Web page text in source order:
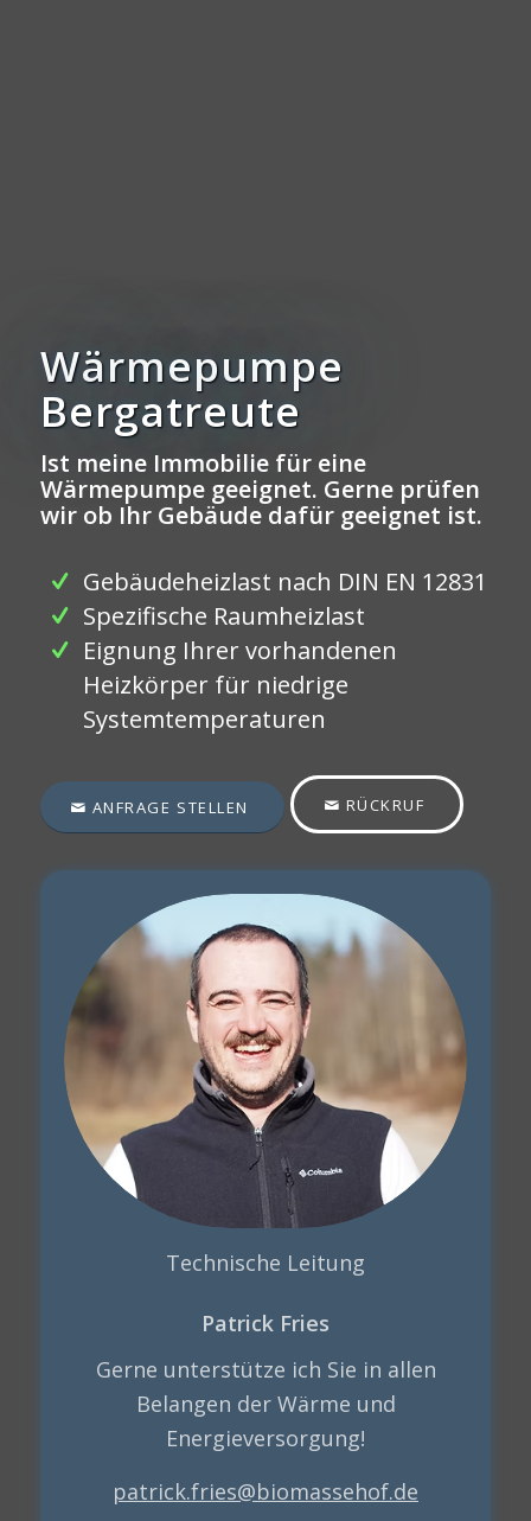
Wärmepumpe
Bergatreute
Ist meine Immobilie für eine
Wärmepumpe geeignet. Gerne prüfen
wir ob Ihr Gebäude dafür geeignet ist.
Gebäudeheizlast nach DIN EN 12831
Spezifische Raumheizlast
Eignung Ihrer vorhandenen
Heizkörper für niedrige
Systemtemperaturen
ANFRAGE STELLEN RÜCKRUF
Technische Leitung
Patrick Fries
Gerne unterstütze ich Sie in allen
Belangen der Wärme und
Energieversorgung!
patrick.fries@biomassehof.de